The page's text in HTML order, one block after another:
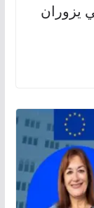
يزوران